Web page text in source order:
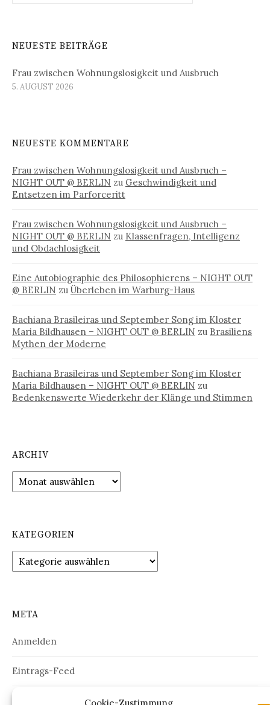
NEUESTE BEITRÄGE
Frau zwischen Wohnungslosigkeit und Ausbruch
5. AUGUST 2026
NEUESTE KOMMENTARE
Frau zwischen Wohnungslosigkeit und Ausbruch –
NIGHT OUT @ BERLIN zu Geschwindigkeit und
Entsetzen im Parforceritt
Frau zwischen Wohnungslosigkeit und Ausbruch –
NIGHT OUT @ BERLIN zu Klassenfragen, Intelligenz
und Obdachlosigkeit
Eine Autobiographie des Philosophierens – NIGHT OUT
@ BERLIN zu Überleben im Warburg-Haus
Bachiana Brasileiras und September Song im Kloster
Maria Bildhausen – NIGHT OUT @ BERLIN zu Brasiliens
Mythen der Moderne
Bachiana Brasileiras und September Song im Kloster
Maria Bildhausen – NIGHT OUT @ BERLIN zu
Bedenkenswerte Wiederkehr der Klänge und Stimmen
ARCHIV
Archiv
KATEGORIEN
Kategorien
META
Anmelden
Eintrags-Feed
Kommentar-Feed